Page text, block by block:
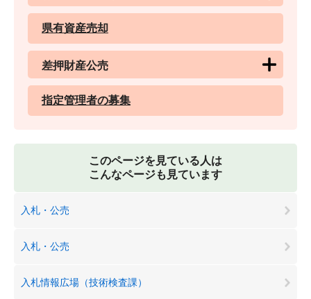
県有資産売却
差押財産公売
指定管理者の募集
このページを見ている人は
こんなページも見ています
入札・公売
入札・公売
入札情報広場（技術検査課）